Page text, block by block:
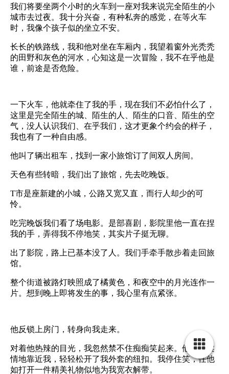
我们将要坐两个小时的火车到一座对我来说完全陌生的小
城市去过夜。我十分兴奋，有种私奔的感觉，在等火车
时，我像个孩子似的坐立不安。
长长的铁路线，我和他对坐在车厢内，我望着窗外光秃秃
的田野和灰色的河水，心知这是一次冒险，我不在乎他是
谁，前途是否危险。
一下火车，他就牵住了我的手，现在我们不必怕什么了，
这里是完全陌生的城、陌生的人、陌生的口音、陌生的空
气，没人认识我们、在乎我们，这才更象个约会的样子，
我也有了一种自由感。
他叫了辆出租车，找到一家小旅馆订了间双人房间。
天色有些转暗，我们出了旅馆，先去吃晚饭。
T市是座新建的小城，公路又宽又直，而行人却少的可
怜。
吃完晚饭我们看了场电影。是部喜剧，影院里他一直在捏
我的手，弄得我不停地笑，其实片子挺无聊。
出了影院，路上已基本没了人。我们手牵手散步着走回旅
馆。
整个街道被路灯映照成了橘黄色，和夜空中的月光连作一
片。想到晚上即将发生的事，我心里有点紧张。
他反锁上房门，转身向我走来。
对着他热辣的目光，我忽然禁不住痴痴笑起来。他满是柔
情地靠近我，轻轻松开了我外套的纽扣。我停住笑，任他
如打开一件精美礼物似地为我宽衣解带。